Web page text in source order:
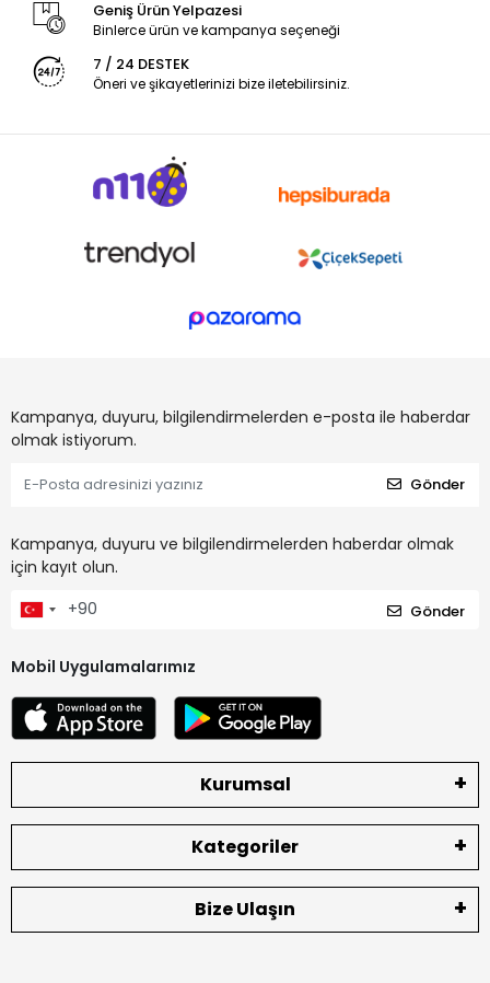
Geniş Ürün Yelpazesi
Binlerce ürün ve kampanya seçeneği
7 / 24 DESTEK
Öneri ve şikayetlerinizi bize iletebilirsiniz.
Kampanya, duyuru, bilgilendirmelerden e-posta ile haberdar
olmak istiyorum.
Gönder
Kampanya, duyuru ve bilgilendirmelerden haberdar olmak
için kayıt olun.
Gönder
Mobil Uygulamalarımız
Kurumsal
Kategoriler
Bize Ulaşın